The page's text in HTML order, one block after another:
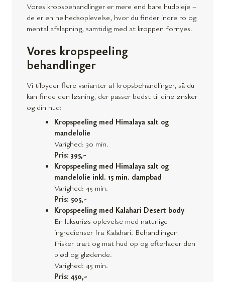
Vores kropsbehandlinger er mere end bare hudpleje –
de er en helhedsoplevelse, hvor du finder indre ro og
mental afslapning, samtidig med at kroppen fornyes.
Vores kropspeeling
behandlinger
Vi tilbyder flere varianter af kropsbehandlinger, så du
kan finde den løsning, der passer bedst til dine ønsker
og din hud:
Kropspeeling med Himalaya salt og
mandelolie
Varighed: 30 min.
Pris: 395,-
Kropspeeling med Himalaya salt og
mandelolie inkl. 15 min. dampbad
Varighed: 45 min.
Pris: 505,-
Kropspeeling med Kalahari Desert body
En luksuriøs oplevelse med naturlige
ingredienser fra Kalahari. Behandlingen
frisker træt og mat hud op og efterlader den
blød og glødende.
Varighed: 45 min.
Pris: 450,-